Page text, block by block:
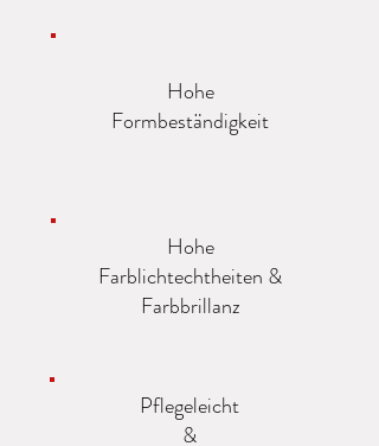
Hohe
Formbeständigkeit
Hohe
Farblichtechtheiten &
Farbbrillanz
Pflegeleicht
&